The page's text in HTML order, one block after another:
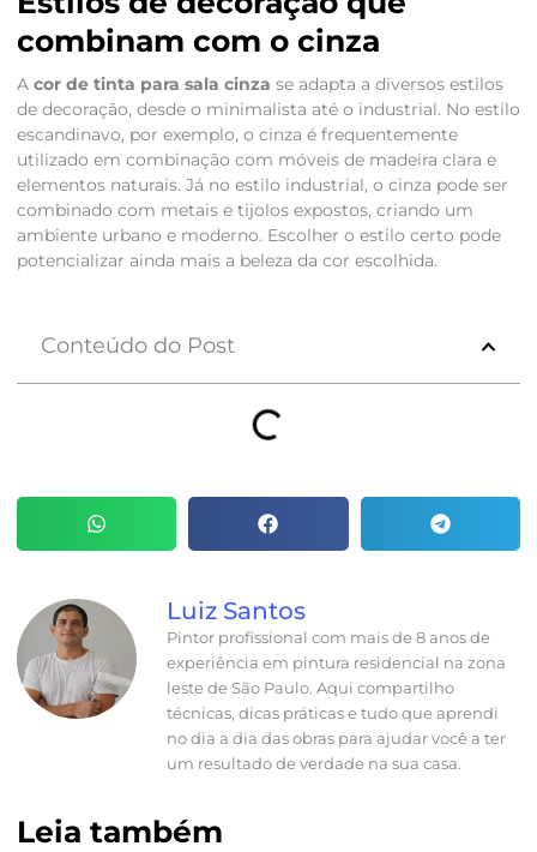
combinam com o cinza
A cor de tinta para sala cinza se adapta a diversos estilos
de decoração, desde o minimalista até o industrial. No estilo
escandinavo, por exemplo, o cinza é frequentemente
utilizado em combinação com móveis de madeira clara e
elementos naturais. Já no estilo industrial, o cinza pode ser
combinado com metais e tijolos expostos, criando um
ambiente urbano e moderno. Escolher o estilo certo pode
potencializar ainda mais a beleza da cor escolhida.
Conteúdo do Post
Luiz Santos
Pintor profissional com mais de 8 anos de
experiência em pintura residencial na zona
leste de São Paulo. Aqui compartilho
técnicas, dicas práticas e tudo que aprendi
no dia a dia das obras para ajudar você a ter
um resultado de verdade na sua casa.
Leia também